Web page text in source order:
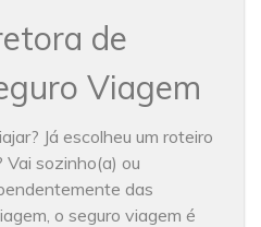
de
Viagem
Já escolheu um roteiro
Vai sozinho(a) ou
das
o seguro viagem é